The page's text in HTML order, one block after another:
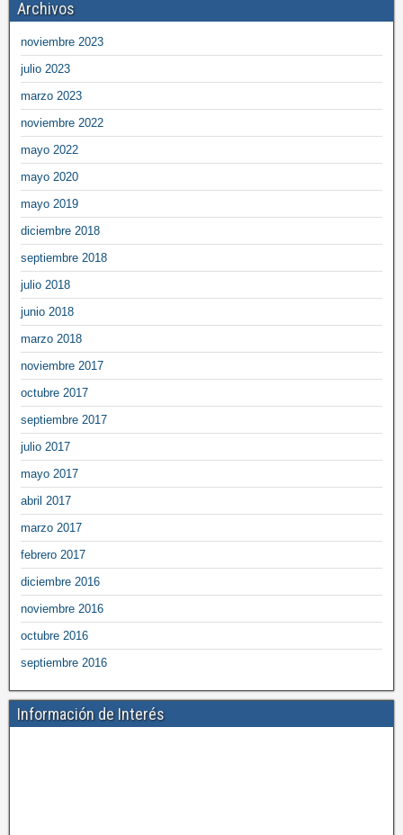
Archivos
noviembre 2023
julio 2023
marzo 2023
noviembre 2022
mayo 2022
mayo 2020
mayo 2019
diciembre 2018
septiembre 2018
julio 2018
junio 2018
marzo 2018
noviembre 2017
octubre 2017
septiembre 2017
julio 2017
mayo 2017
abril 2017
marzo 2017
febrero 2017
diciembre 2016
noviembre 2016
octubre 2016
septiembre 2016
Información de Interés